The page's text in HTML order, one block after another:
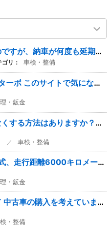
中古車を購入したのですが、納車が何度も延期されていて不信感を感じています。 当初の納車予定は5月29日でしたが、「間に...
ゴリ： 車検・整備
タントカスタムRS ターボ このサイトで気になる車両を見つけ問い合わせ 現車確認日時決め出発し到着30分前にやり取りし...
・鈑金
この部分を光らせなくする方法はありますか？教えて頂きたいです。
／ 車検・整備
ハイエース2022年式、走行距離6000キロメートルです。 価格が515万円程度です。 下錆の状況はいかがでしょうか。許...
・鈑金
下回りの錆について 中古車の購入を考えていますが、中古車屋から送られてきた写真をみますと、そこそこ錆があるように思います...
・整備